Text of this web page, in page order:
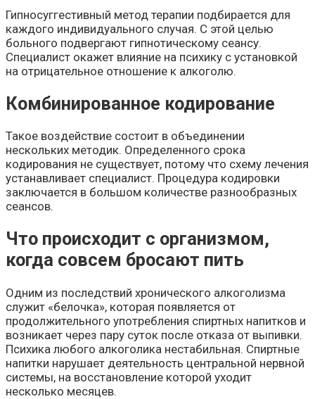
Гипносуггестивный метод терапии подбирается для
каждого индивидуального случая. С этой целью
больного подвергают гипнотическому сеансу.
Специалист окажет влияние на психику с установкой
на отрицательное отношение к алкоголю.
Комбинированное кодирование
Такое воздействие состоит в объединении
нескольких методик. Определенного срока
кодирования не существует, потому что схему лечения
устанавливает специалист. Процедура кодировки
заключается в большом количестве разнообразных
сеансов.
Что происходит с организмом,
когда совсем бросают пить
Одним из последствий хронического алкоголизма
служит «белочка», которая появляется от
продолжительного употребления спиртных напитков и
возникает через пару суток после отказа от выпивки.
Психика любого алкоголика нестабильная. Спиртные
напитки нарушает деятельность центральной нервной
системы, на восстановление которой уходит
несколько месяцев.